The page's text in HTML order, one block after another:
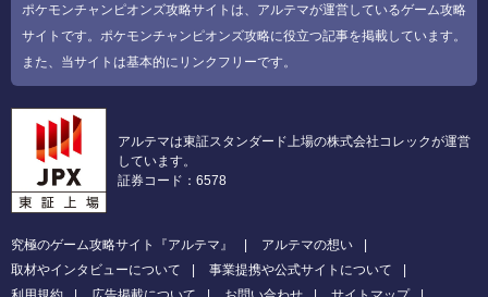
ポケモンチャンピオンズ攻略サイトは、アルテマが運営しているゲーム攻略
サイトです。ポケモンチャンピオンズ攻略に役立つ記事を掲載しています。
また、当サイトは基本的にリンクフリーです。
アルテマは東証スタンダード上場の株式会社コレックが運営
しています。
証券コード：6578
究極のゲーム攻略サイト『アルテマ』
アルテマの想い
取材やインタビューについて
事業提携や公式サイトについて